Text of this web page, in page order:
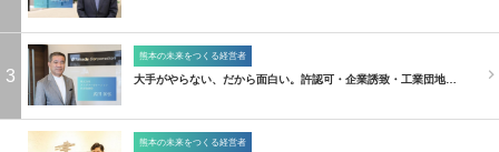
3
熊本の未来をつくる経営者
大手がやらない、だから面白い。許認可・企業誘致・工業団地…
熊本の未来をつくる経営者